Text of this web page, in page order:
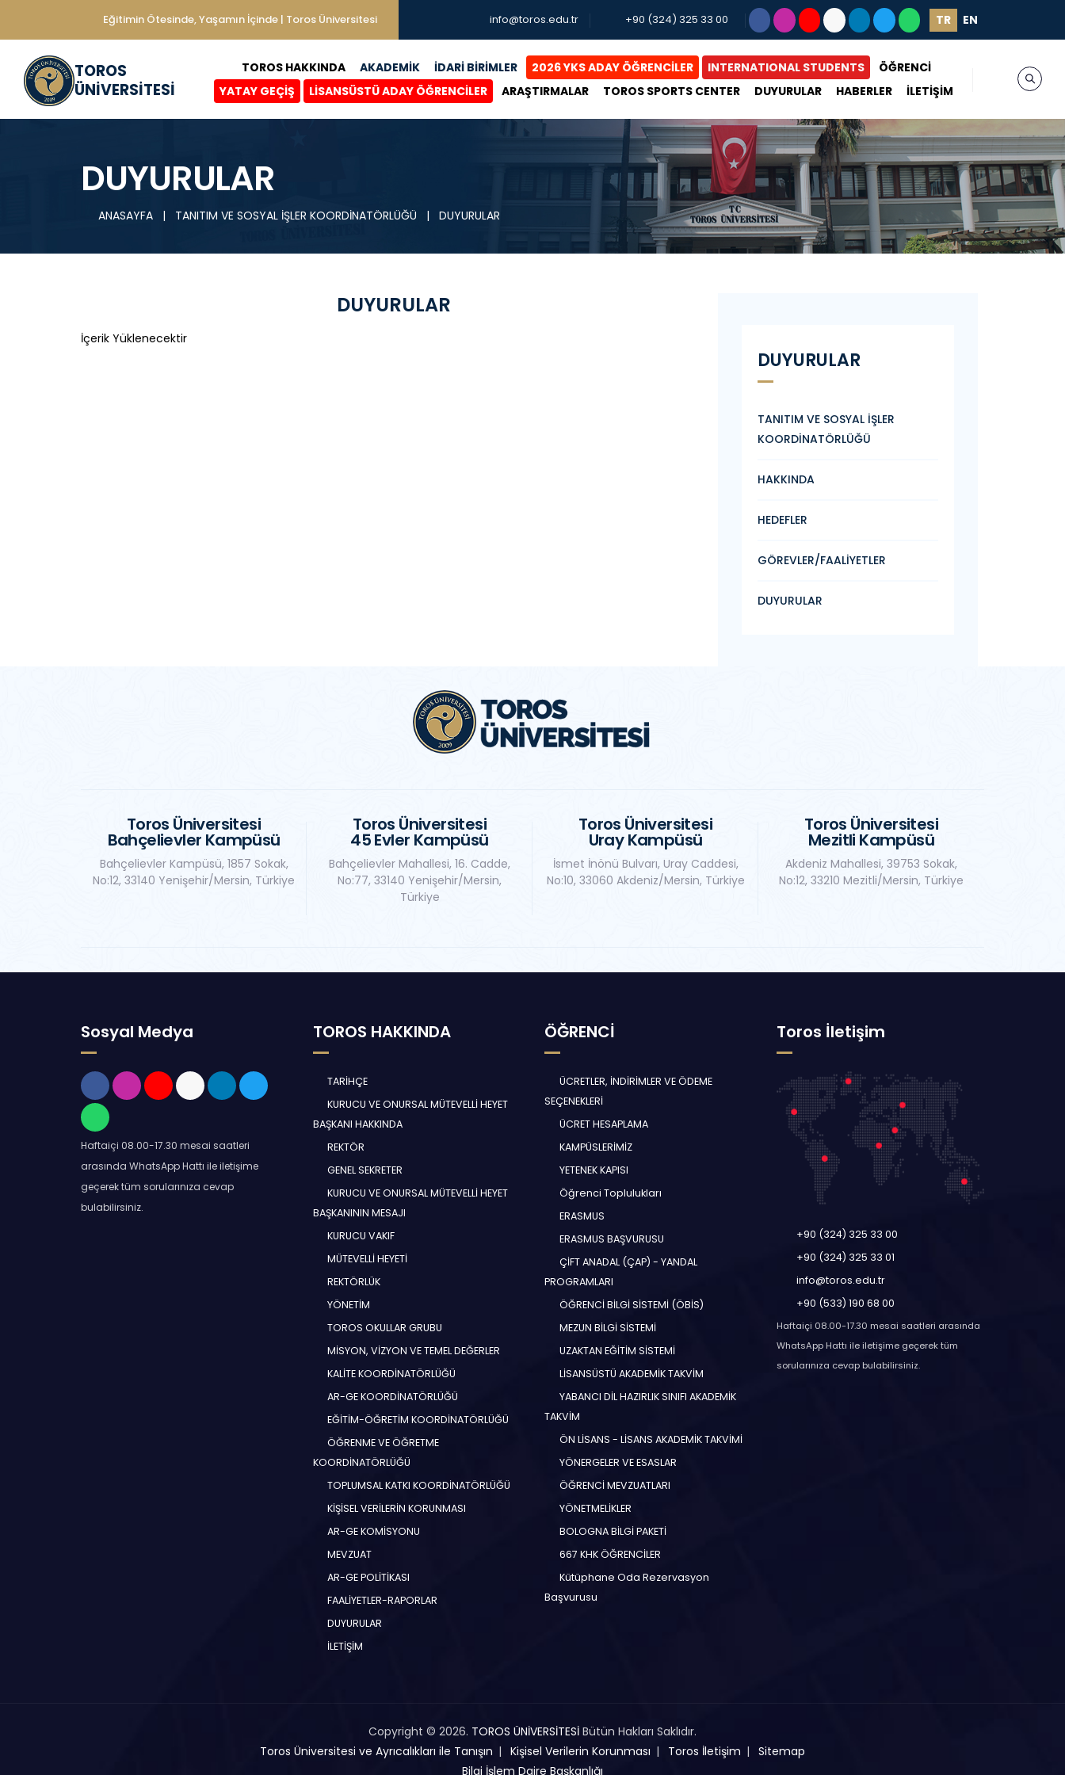
Eğitimin Ötesinde, Yaşamın İçinde | Toros Üniversitesi info@toros.edu.tr +90 (324) 325 33 00 TR EN
TOROS
ÜNİVERSİTESİ
TOROS HAKKINDA AKADEMİK İDARİ BİRİMLER 2026 YKS ADAY ÖĞRENCİLER INTERNATIONAL STUDENTS
ÖĞRENCİ
YATAY GEÇİŞ
LİSANSÜSTÜ ADAY ÖĞRENCİLER ARAŞTIRMALAR TOROS SPORTS CENTER DUYURULAR HABERLER İLETİŞİM
DUYURULAR
ANASAYFA | TANITIM VE SOSYAL İŞLER KOORDİNATÖRLÜĞÜ | DUYURULAR
DUYURULAR
İçerik Yüklenecektir
DUYURULAR
TANITIM VE SOSYAL İŞLER
KOORDİNATÖRLÜĞÜ
HAKKINDA
HEDEFLER
GÖREVLER/FAALİYETLER
DUYURULAR
Toros Üniversitesi
Bahçelievler Kampüsü
Bahçelievler Kampüsü, 1857 Sokak,
No:12, 33140 Yenişehir/Mersin, Türkiye
Toros Üniversitesi
45 Evler Kampüsü
Bahçelievler Mahallesi, 16. Cadde,
No:77, 33140 Yenişehir/Mersin,
Türkiye
Toros Üniversitesi
Uray Kampüsü
İsmet İnönü Bulvarı, Uray Caddesi,
No:10, 33060 Akdeniz/Mersin, Türkiye
Toros Üniversitesi
Mezitli Kampüsü
Akdeniz Mahallesi, 39753 Sokak,
No:12, 33210 Mezitli/Mersin, Türkiye
Sosyal Medya
Haftaiçi 08.00-17.30 mesai saatleri
arasında WhatsApp Hattı ile iletişime
geçerek tüm sorularınıza cevap
bulabilirsiniz.
TOROS HAKKINDA
TARİHÇE
KURUCU VE ONURSAL MÜTEVELLİ HEYET
BAŞKANI HAKKINDA
REKTÖR
GENEL SEKRETER
KURUCU VE ONURSAL MÜTEVELLİ HEYET
BAŞKANININ MESAJI
KURUCU VAKIF
MÜTEVELLİ HEYETİ
REKTÖRLÜK
YÖNETİM
TOROS OKULLAR GRUBU
MİSYON, VİZYON VE TEMEL DEĞERLER
KALİTE KOORDİNATÖRLÜĞÜ
AR-GE KOORDİNATÖRLÜĞÜ
EĞİTİM-ÖĞRETİM KOORDİNATÖRLÜĞÜ
ÖĞRENME VE ÖĞRETME
KOORDİNATÖRLÜĞÜ
TOPLUMSAL KATKI KOORDİNATÖRLÜĞÜ
KİŞİSEL VERİLERİN KORUNMASI
AR-GE KOMİSYONU
MEVZUAT
AR-GE POLİTİKASI
FAALİYETLER-RAPORLAR
DUYURULAR
İLETİŞİM
ÖĞRENCİ
ÜCRETLER, İNDİRİMLER VE ÖDEME
SEÇENEKLERİ
ÜCRET HESAPLAMA
KAMPÜSLERİMİZ
YETENEK KAPISI
Öğrenci Toplulukları
ERASMUS
ERASMUS BAŞVURUSU
ÇİFT ANADAL (ÇAP) - YANDAL
PROGRAMLARI
ÖĞRENCİ BİLGİ SİSTEMİ (ÖBİS)
MEZUN BİLGİ SİSTEMİ
UZAKTAN EĞİTİM SİSTEMİ
LİSANSÜSTÜ AKADEMİK TAKVİM
YABANCI DİL HAZIRLIK SINIFI AKADEMİK
TAKVİM
ÖN LİSANS - LİSANS AKADEMİK TAKVİMİ
YÖNERGELER VE ESASLAR
ÖĞRENCİ MEVZUATLARI
YÖNETMELİKLER
BOLOGNA BİLGİ PAKETİ
667 KHK ÖĞRENCİLER
Kütüphane Oda Rezervasyon
Başvurusu
Toros İletişim
+90 (324) 325 33 00
+90 (324) 325 33 01
info@toros.edu.tr
+90 (533) 190 68 00
Haftaiçi 08.00-17.30 mesai saatleri arasında
WhatsApp Hattı ile iletişime geçerek tüm
sorularınıza cevap bulabilirsiniz.
Copyright © 2026. TOROS ÜNİVERSİTESİ Bütün Hakları Saklıdır.
Toros Üniversitesi ve Ayrıcalıkları ile Tanışın
Kişisel Verilerin Korunması Toros İletişim
Sitemap
Bilgi İşlem Daire Başkanlığı